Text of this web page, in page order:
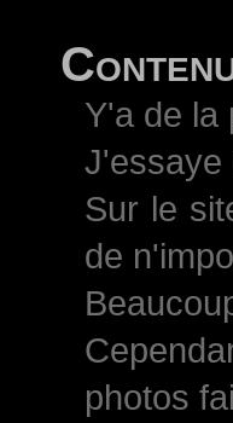
Y'a de la
J'essaye
Sur le
de
photos